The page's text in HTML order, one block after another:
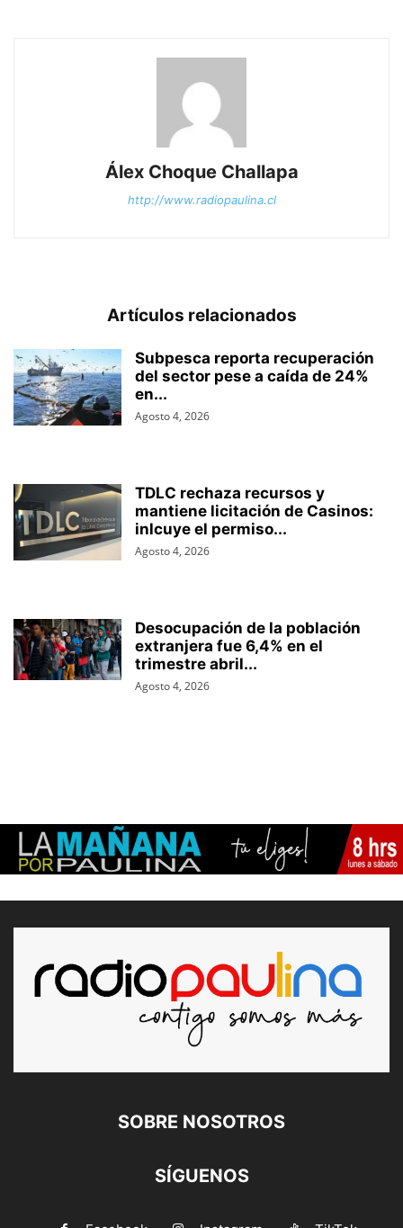
Álex Choque Challapa
http://www.radiopaulina.cl
Artículos relacionados
Subpesca reporta recuperación
del sector pese a caída de 24%
en...
Agosto 4, 2026
TDLC rechaza recursos y
mantiene licitación de Casinos:
inlcuye el permiso...
Agosto 4, 2026
Desocupación de la población
extranjera fue 6,4% en el
trimestre abril...
Agosto 4, 2026
SOBRE NOSOTROS
SÍGUENOS